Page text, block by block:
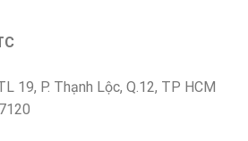
19, P. Thạnh Lộc, Q.12, TP HCM